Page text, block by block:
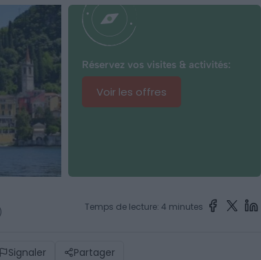
Réservez vos visites & activités:
Voir les offres
Temps de lecture: 4 minutes
Signaler Partager